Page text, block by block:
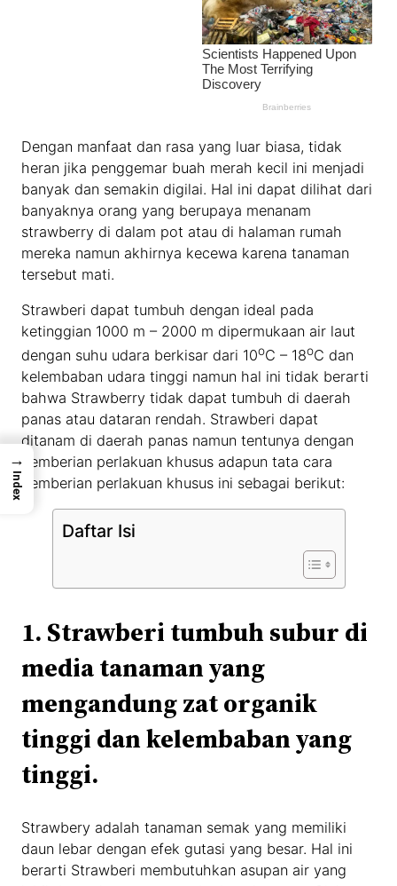
Dengan manfaat dan rasa yang luar biasa, tidak
heran jika penggemar buah merah kecil ini menjadi
banyak dan semakin digilai. Hal ini dapat dilihat dari
banyaknya orang yang berupaya menanam
strawberry di dalam pot atau di halaman rumah
mereka namun akhirnya kecewa karena tanaman
tersebut mati.
Strawberi dapat tumbuh dengan ideal pada
ketinggian 1000 m – 2000 m dipermukaan air laut
dengan suhu udara berkisar dari 10oC – 18oC dan
kelembaban udara tinggi namun hal ini tidak berarti
bahwa Strawberry tidak dapat tumbuh di daerah
panas atau dataran rendah. Strawberi dapat
ditanam di daerah panas namun tentunya dengan
pemberian perlakuan khusus adapun tata cara
pemberian perlakuan khusus ini sebagai berikut:
Daftar Isi
1. Strawberi tumbuh subur di
media tanaman yang
mengandung zat organik
tinggi dan kelembaban yang
tinggi.
Strawbery adalah tanaman semak yang memiliki
daun lebar dengan efek gutasi yang besar. Hal ini
berarti Strawberi membutuhkan asupan air yang
→
Index